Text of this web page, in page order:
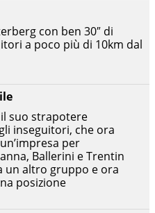
suo strapotere
inseguitori, che ora
per
Ballerini e Trentin
un altro gruppo e ora
posizione
con ben 30″ di
a poco più di 10km dal